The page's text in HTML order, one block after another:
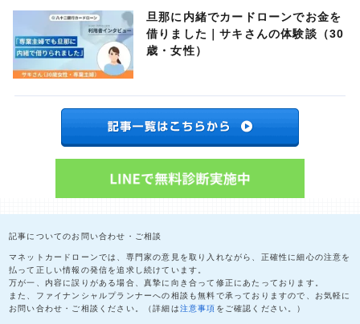
旦那に内緒でカードローンでお金を
借りました｜サキさんの体験談（30
歳・女性）
記事についてのお問い合わせ・ご相談
マネットカードローンでは、専門家の意見を取り入れながら、正確性に細心の注意を
払って正しい情報の発信を追求し続けています。
万が一、内容に誤りがある場合、真摯に向き合って修正にあたっております。
また、ファイナンシャルプランナーへの相談も無料で承っておりますので、お気軽に
お問い合わせ・ご相談ください。（詳細は注意事項 をご確認ください。）